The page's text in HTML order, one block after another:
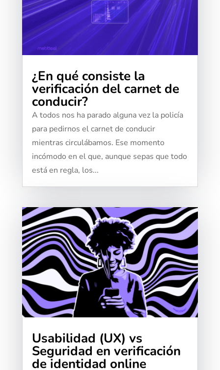
¿En qué consiste la
verificación del carnet de
conducir?
A todos nos ha parado alguna vez la policía
para pedirnos el carnet de conducir
mientras circulábamos. Ese momento
incómodo en el que, aunque sepas que todo
está en regla, los...
Usabilidad (UX) vs
Seguridad en verificación
de identidad online